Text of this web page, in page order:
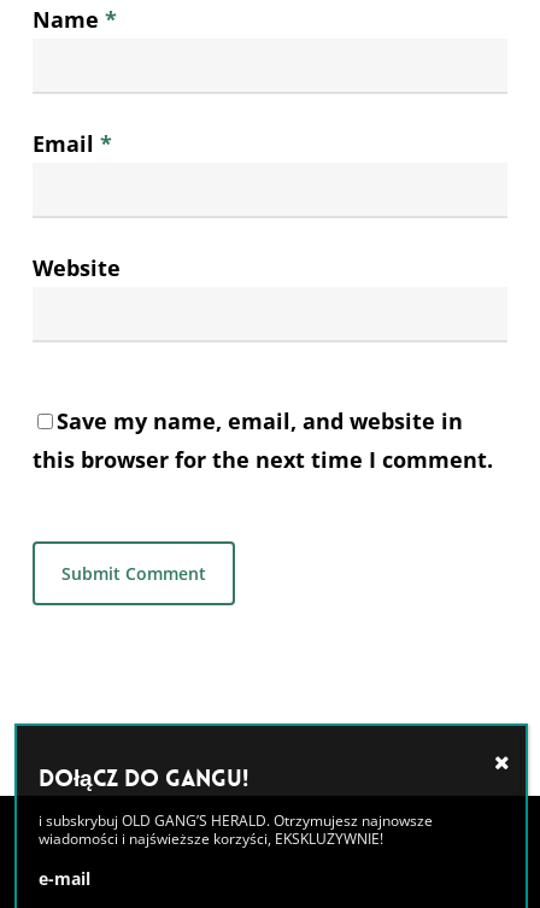
Name *
Email *
Website
Save my name, email, and website in
this browser for the next time I comment.
Dołącz do GANGU!
i subskrybuj OLD GANG’S HERALD. Otrzymujesz najnowsze
wiadomości i najświeższe korzyści, EKSKLUZYWNIE!
e-mail